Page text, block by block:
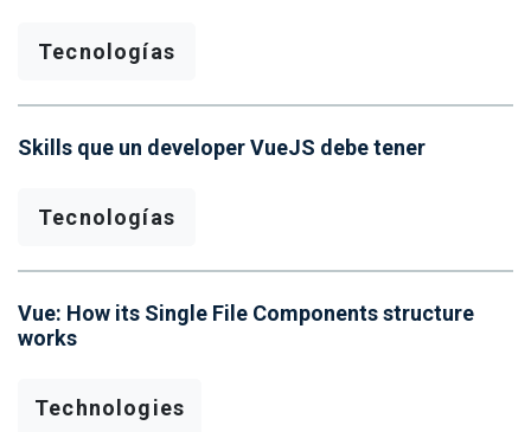
Tecnologías
Skills que un developer VueJS debe tener
Tecnologías
Vue: How its Single File Components structure
works
Technologies